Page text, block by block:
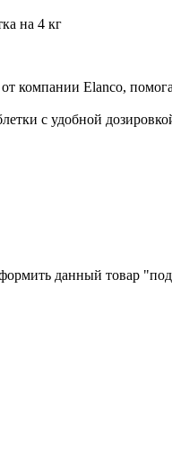
на 4 кг
компании Elanco,
с удобной
данный товар "под